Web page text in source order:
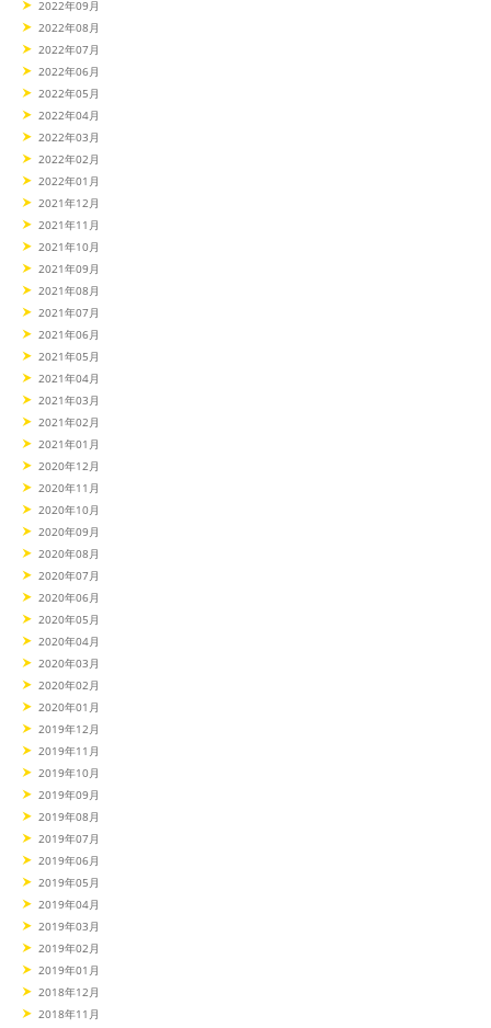
2022年09月
2022年08月
2022年07月
2022年06月
2022年05月
2022年04月
2022年03月
2022年02月
2022年01月
2021年12月
2021年11月
2021年10月
2021年09月
2021年08月
2021年07月
2021年06月
2021年05月
2021年04月
2021年03月
2021年02月
2021年01月
2020年12月
2020年11月
2020年10月
2020年09月
2020年08月
2020年07月
2020年06月
2020年05月
2020年04月
2020年03月
2020年02月
2020年01月
2019年12月
2019年11月
2019年10月
2019年09月
2019年08月
2019年07月
2019年06月
2019年05月
2019年04月
2019年03月
2019年02月
2019年01月
2018年12月
2018年11月